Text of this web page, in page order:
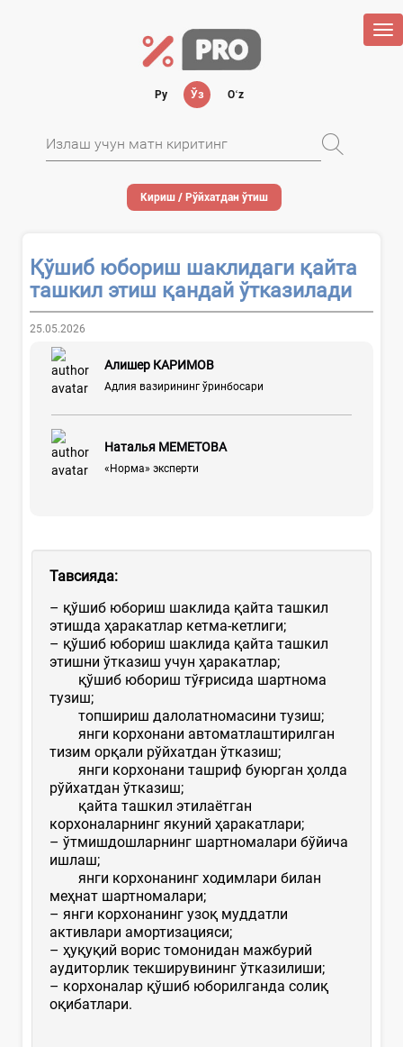
Ру Ўз Oʻz
Кириш / Рўйхатдан ўтиш
Қўшиб юбориш шаклидаги қайта
ташкил этиш қандай ўтказилади
25.05.2026
Алишер КАРИМОВ
Адлия вазирининг ўринбосари
Наталья МЕМЕТОВА
«Норма» эксперти
Тавсияда:
– қўшиб юбориш шаклида қайта ташкил
этишда ҳаракатлар кетма-кетлиги;
– қўшиб юбориш шаклида қайта ташкил
этишни ўтказиш учун ҳаракатлар;
қўшиб юбориш тўғрисида шартнома
тузиш;
топшириш далолатномасини тузиш;
янги корхонани автоматлаштирилган
тизим орқали рўйхатдан ўтказиш;
янги корхонани ташриф буюрган ҳолда
рўйхатдан ўтказиш;
қайта ташкил этилаётган
корхоналарнинг якуний ҳаракатлари;
– ўтмишдошларнинг шартномалари бўйича
ишлаш;
янги корхонанинг ходимлари билан
меҳнат шартномалари;
– янги корхонанинг узоқ муддатли
активлари амортизацияси;
– ҳуқуқий ворис томонидан мажбурий
аудиторлик текширувининг ўтказилиши;
– корхоналар қўшиб юборилганда солиқ
оқибатлари.